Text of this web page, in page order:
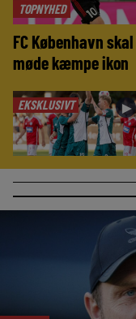
TOPNYHED
FC København skal
møde kæmpe ikon
EKSKLUSIVT ►